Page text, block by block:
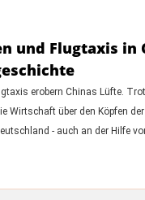
und Flugtaxis in
erobern Chinas Lüfte.
Wirtschaft über den Köpfen
- auch an der Hilfe